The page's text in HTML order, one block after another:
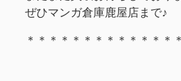
ぜひマンガ倉庫鹿屋店まで♪
＊＊＊＊＊＊＊＊＊＊＊＊＊